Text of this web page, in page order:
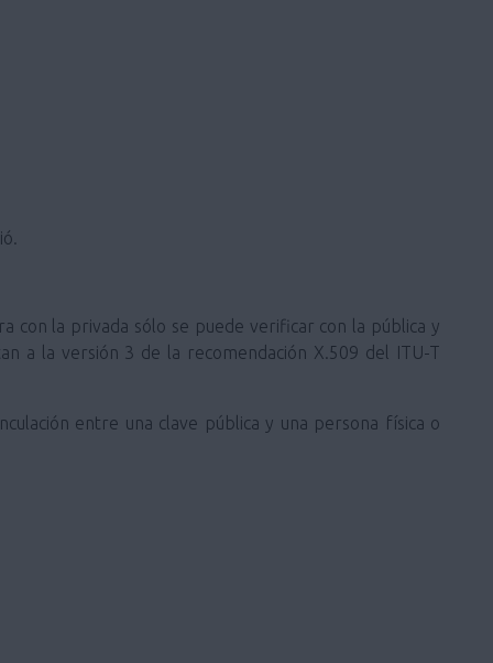
con la privada sólo se puede verificar con la pública y
a la versión 3 de la recomendación X.509 del ITU-T
entre una clave pública y una persona física o